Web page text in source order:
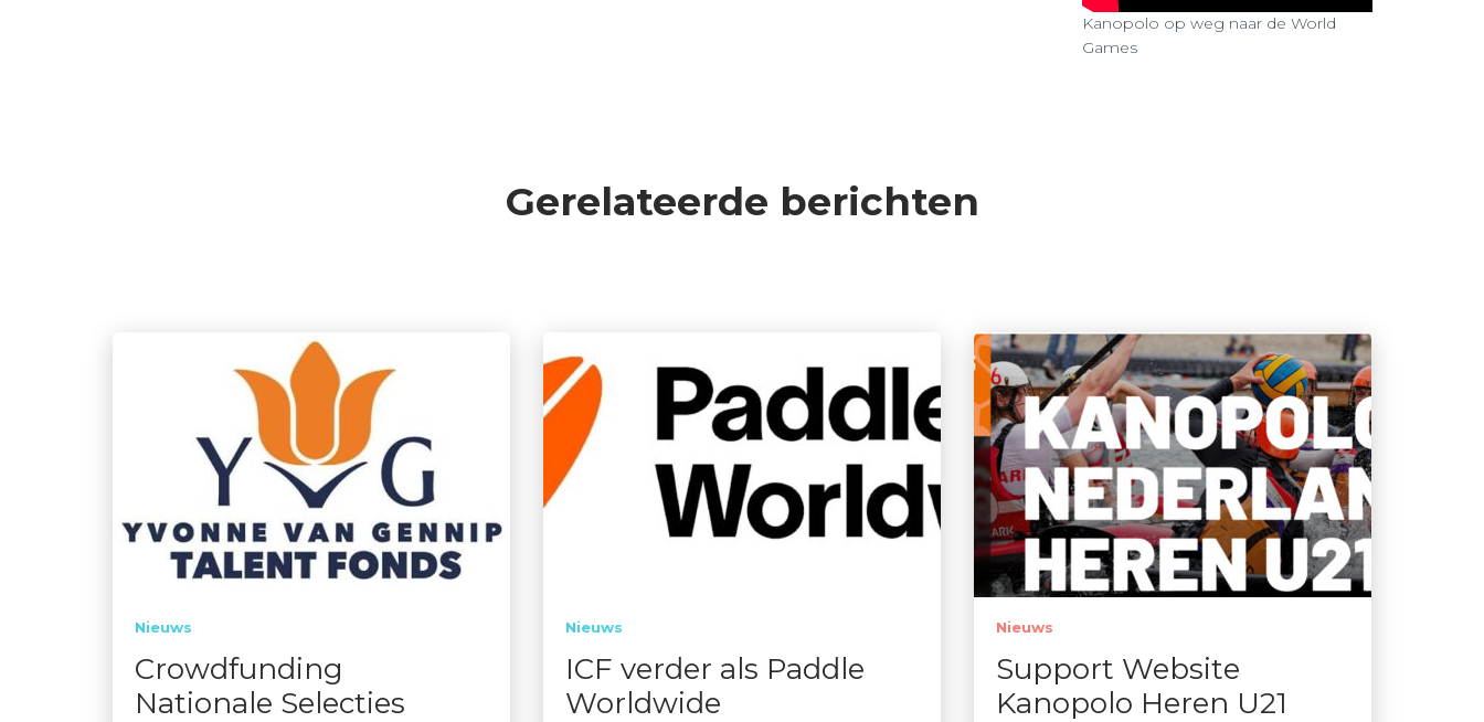
Kanopolo op weg naar de World
Games
Gerelateerde berichten
Nieuws
Crowdfunding
Nationale Selecties
Nieuws
ICF verder als Paddle
Worldwide
Nieuws
Support Website
Kanopolo Heren U21